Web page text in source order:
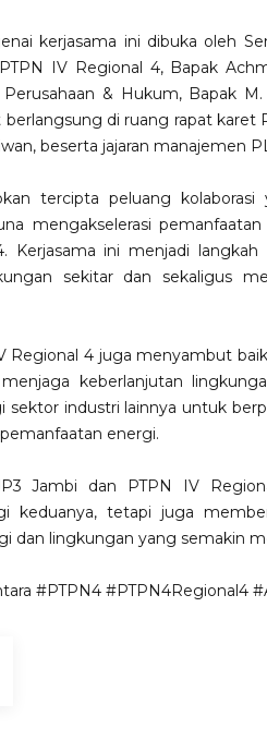
kerjasama ini dibuka oleh
IV Regional 4, Bapak
& Hukum, Bapak
berlangsung di ruang rapat karet
beserta jajaran manajemen
tercipta peluang
mengakselerasi
Kerjasama ini menjadi
sekitar dan sekaligus
Regional 4 juga menyambut
keberlanjutan
sektor industri lainnya untuk
energi.
Jambi dan PTPN IV
keduanya, tetapi juga
dan lingkungan yang semakin
#PTPN4 #PTPN4Regional4